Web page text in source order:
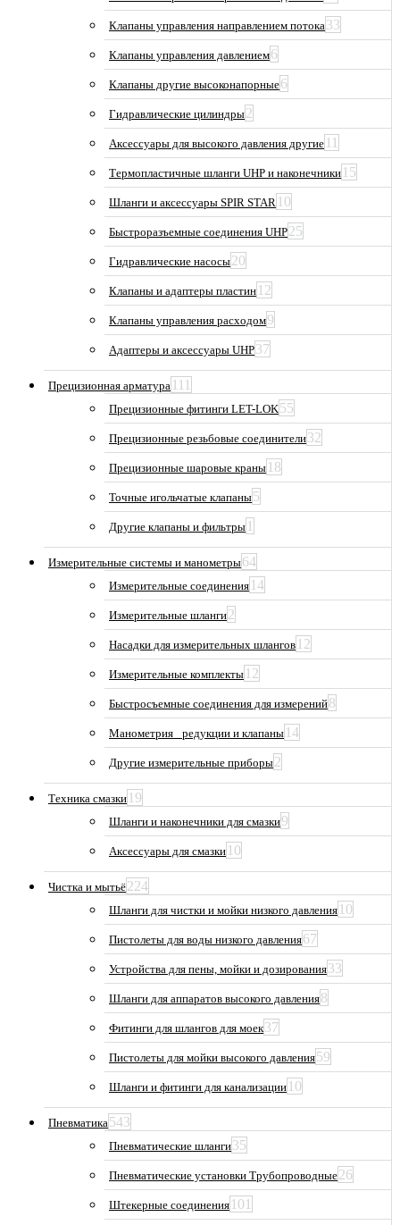
Клапаны управления направлением потока33
Клапаны управления давлением6
Клапаны другие высоконапорные6
Гидравлические цилиндры2
Аксессуары для высокого давления другие 11
Термопластичные шланги UHP и наконечники 15
Шланги и аксессуары SPIR STAR 10
Быстроразъемные соединения UHP25
Гидравлические насосы20
Клапаны и адаптеры пластин 12
Клапаны управления расходом9
Адаптеры и аксессуары UHP37
Прецизионная арматура 111
Прецизионные фитинги LET-LOK55
Прецизионные резьбовые соединители32
Прецизионные шаровые краны 18
Точные игольчатые клапаны5
Другие клапаны и фильтры 1
Измерительные системы и манометры64
Измерительные соединения 14
Измерительные шланги2
Насадки для измерительных шлангов 12
Измерительные комплекты 12
Быстросъемные соединения для измерений8
Манометрия_ редукции и клапаны 14
Другие измерительные приборы2
Техника смазки 19
Шланги и наконечники для смазки9
Аксессуары для смазки 10
Чистка и мытьё224
Шланги для чистки и мойки низкого давления 10
Пистолеты для воды низкого давления67
Устройства для пены, мойки и дозирования33
Шланги для аппаратов высокого давления8
Фитинги для шлангов для моек37
Пистолеты для мойки высокого давления59
Шланги и фитинги для канализации 10
Пневматика543
Пневматические шланги35
Пневматические установки Трубопроводные26
Штекерные соединения 101